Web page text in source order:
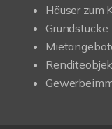
Häuser zum
Grundstücke